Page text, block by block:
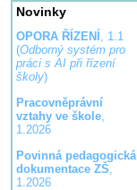
Novinky
OPORA ŘÍZENÍ , 1.1
(Odborný systém pro
práci s AI při řízení
školy)
Pracovněprávní
vztahy ve škole,
1.2026
Povinná pedagogická
dokumentace ZŠ,
1.2026